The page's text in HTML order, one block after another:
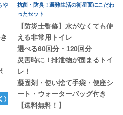
や
抗菌・防臭！避難生活の衛星面にこだわ
ったセット
【防災士監修】水がなくても使
える非常用トイレ
選べる60回分・120回分
災害時に！排泄物が固まるトイ
レ！
凝固剤・使い捨て手袋・便座シ
ート・ウォーターバッグ付き
【送料無料！】